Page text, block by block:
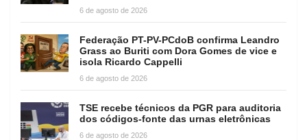
6 de agosto de 2026
Federação PT-PV-PCdoB confirma Leandro
Grass ao Buriti com Dora Gomes de vice e
isola Ricardo Cappelli
6 de agosto de 2026
TSE recebe técnicos da PGR para auditoria
dos códigos-fonte das urnas eletrônicas
6 de agosto de 2026